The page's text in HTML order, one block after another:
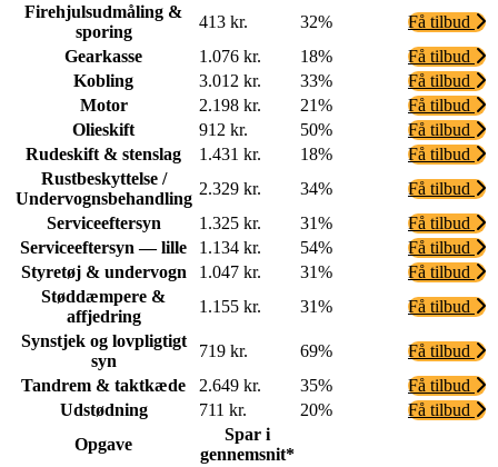
Firehjulsudmåling &
sporing
413 kr. 32%
Få tilbud
Gearkasse
1.076 kr. 18%
Få tilbud
Kobling
3.012 kr. 33%
Få tilbud
Motor
2.198 kr. 21%
Få tilbud
Olieskift
912 kr. 50%
Få tilbud
Rudeskift & stenslag
1.431 kr. 18%
Få tilbud
Rustbeskyttelse /
Undervognsbehandling
2.329 kr. 34%
Få tilbud
Serviceeftersyn
1.325 kr. 31%
Få tilbud
Serviceeftersyn — lille
1.134 kr. 54%
Få tilbud
Styretøj & undervogn
1.047 kr. 31%
Få tilbud
Støddæmpere &
affjedring
1.155 kr. 31%
Få tilbud
Synstjek og lovpligtigt
syn
719 kr. 69%
Få tilbud
Tandrem & taktkæde
2.649 kr. 35%
Få tilbud
Udstødning
711 kr. 20%
Få tilbud
Opgave
Spar i
gennemsnit*